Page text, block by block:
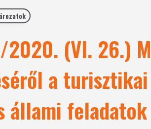
(VI. 26.)
a turisztikai
állami feladatok